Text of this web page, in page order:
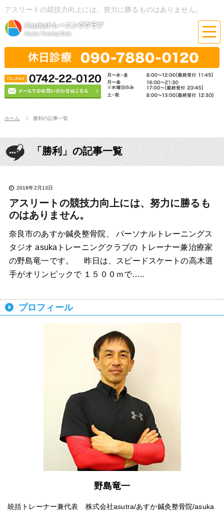
アスリートの競技力向上には、努力に勝るものはありません。
ホーム 勝利の記事一覧
「勝利」の記事一覧
2018年2月13日
アスリートの競技力向上には、努力に勝るも
のはありません。
奈良市のあすか鍼灸整骨院、 パーソナルトレーニングス
タジオ asukaトレーニングクラブの トレーナー兼治療家
の野島竜一です。 昨日は、スピードスケートの高木選
手がオリンピックで １５００ｍで…..
プロフィール
野島竜一
統括トレーナー兼代表 株式会社asutra/あすか鍼灸整骨院/asuka